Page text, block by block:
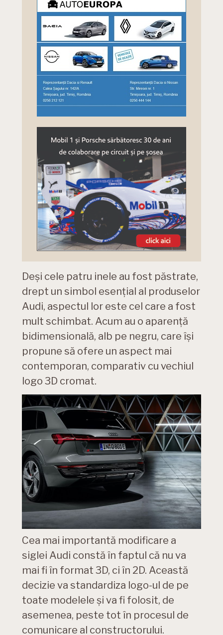
Deși cele patru inele au fost păstrate,
drept un simbol esențial al produselor
Audi, aspectul lor este cel care a fost
mult schimbat. Acum au o aparență
bidimensională, alb pe negru, care își
propune să ofere un aspect mai
contemporan, comparativ cu vechiul
logo 3D cromat.
Cea mai importantă modificare a
siglei Audi constă în faptul că nu va
mai fi în format 3D, ci în 2D. Această
decizie va standardiza logo-ul de pe
toate modelele și va fi folosit, de
asemenea, peste tot în procesul de
comunicare al constructorului.